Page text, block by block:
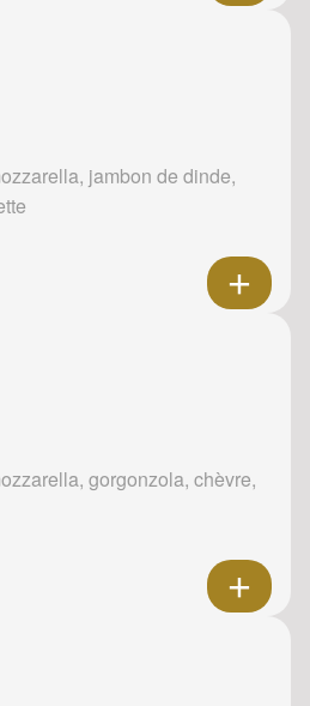
jambon de dinde,
gorgonzola, chèvre,